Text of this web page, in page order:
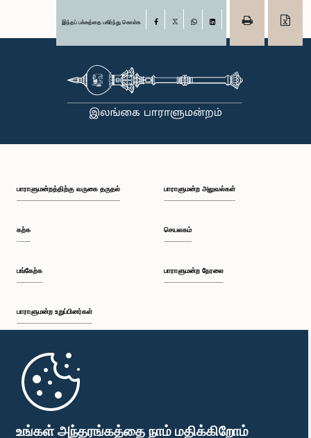
உங்கள் அந்தரங்கத்தை நாம் மதிக்கிறோம்
இந்தப் பக்கத்தை பகிர்ந்து கொள்க Facebook
பாராளுமன்றத்திற்கு வருகை தருதல்
கற்க
பங்கேற்க
பாராளுமன்ற உறுப்பினர்கள்
முதற்பக்கம்
பாராளுமன்ற அலுவல்கள்
செயலகம்
பாராளுமன்ற நேரலை
பாராளுமன்ற கையடக்க செயலி